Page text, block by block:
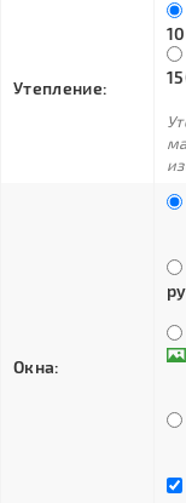
Утепление:
Окна: